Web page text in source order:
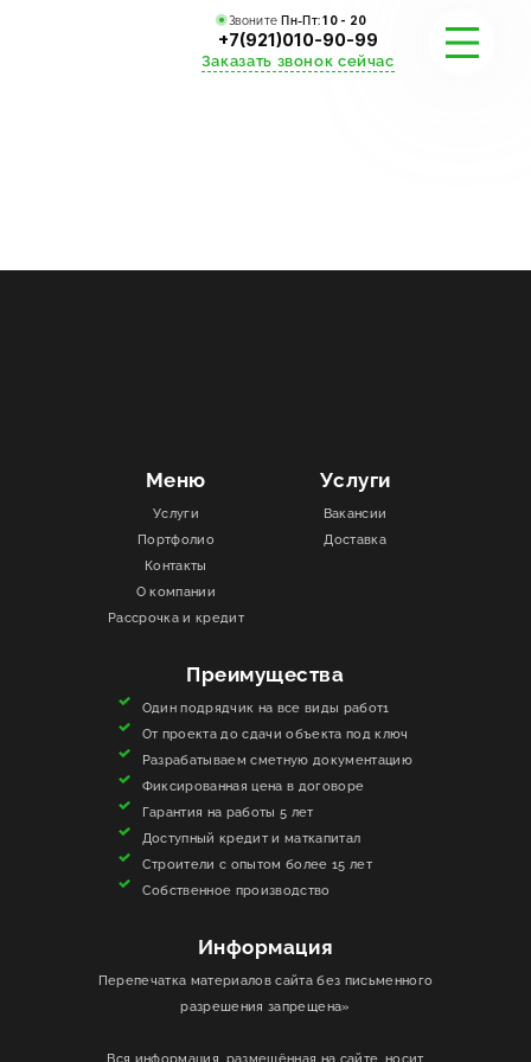
Звоните Пн-Пт:10 - 20
+7(921)010-90-99
Заказать звонок сейчас
СТОИМОСТЬ
О КОМПАНИИ
ИНФОРМАЦИЯ
Меню
Услуги
Портфолио
Контакты
О компании
Рассрочка и кредит
Услуги
Вакансии
Доставка
Преимущества
Один подрядчик на все виды работ1
От проекта до сдачи объекта под ключ
Разрабатываем сметную документацию
Фиксированная цена в договоре
Гарантия на работы 5 лет
Доступный кредит и маткапитал
Строители с опытом более 15 лет
Собственное производство
Информация
Перепечатка материалов сайта без письменного
разрешения запрещена»
Вся информация, размещённая на сайте, носит